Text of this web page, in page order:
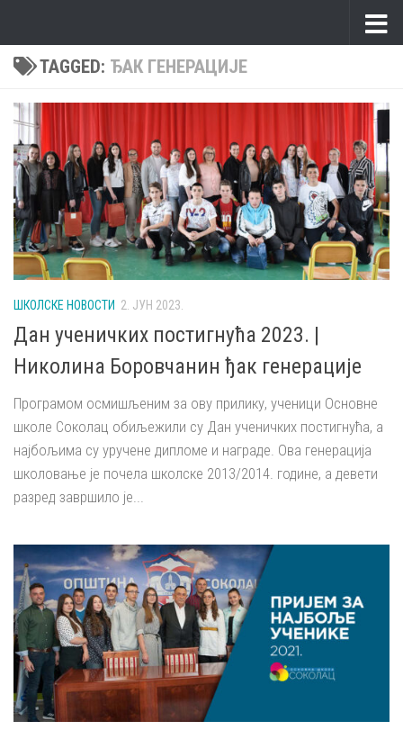
TAGGED: ЂАК ГЕНЕРАЦИЈЕ
ШКОЛСКЕ НОВОСТИ 2. ЈУН 2023.
Дан ученичких постигнућа 2023. |
Николина Боровчанин ђак генерације
Програмом осмишљеним за ову прилику, ученици Основне
школе Соколац обиљежили су Дан ученичких постигнућа, а
најбољима су уручене дипломе и награде. Ова генерација
школовање је почела школске 2013/2014. године, а девети
разред завршило је...